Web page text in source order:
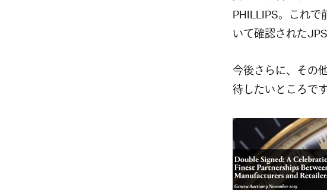
PHILLIPS。これ
いて確認された
今後さらに、その
待したいところです